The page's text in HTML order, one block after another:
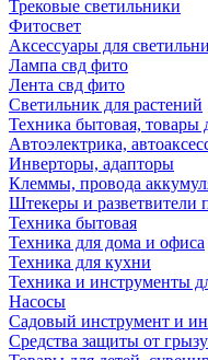
Трековые светильники
Фитосвет
Аксессуары для
Лампа свд фито
Лента свд фито
Светильник для растений
Техника бытовая, товары
Автоэлектрика,
Инверторы, адапторы
Клеммы, провода
Штекеры и разветвители
Техника бытовая
Техника для дома и офиса
Техника для кухни
Техника и инструменты
Насосы
Садовый инструмент и
Средства защиты от